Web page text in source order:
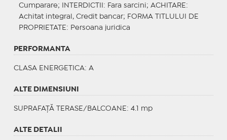
Cumparare;
INTERDICTII : Fara sarcini; ACHITARE :
Achitat integral, Credit bancar; FORMA TITLULUI DE
PROPRIETATE : Persoana juridica
PERFORMANTA
CLASA ENERGETICA: A
ALTE DIMENSIUNI
SUPRAFAȚĂ TERASE/BALCOANE: 4.1 mp
ALTE DETALII